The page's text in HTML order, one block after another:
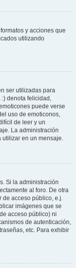
y acciones que
utilizando
ser utilizadas para
denota felicidad,
puede verse
uso de emoticonos,
de leer y un
La administración
utilizar en un mensaje.
Si la administración
al foro. De otra
de acceso público, e.j.
imágenes que se
acceso público) ni
de autenticación,
etc. Para exhibir